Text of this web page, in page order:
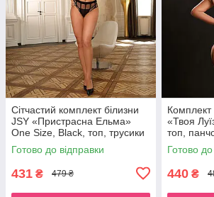
Сітчастий комплект білизни
JSY «Пристрасна Ельма»
One Size, Black, топ, трусики
з високою посадкою SO8346
Готово до відправки
431 ₴ 479 ₴
Комплект
«Твоя
топ,
імітація
Готово до
440 ₴